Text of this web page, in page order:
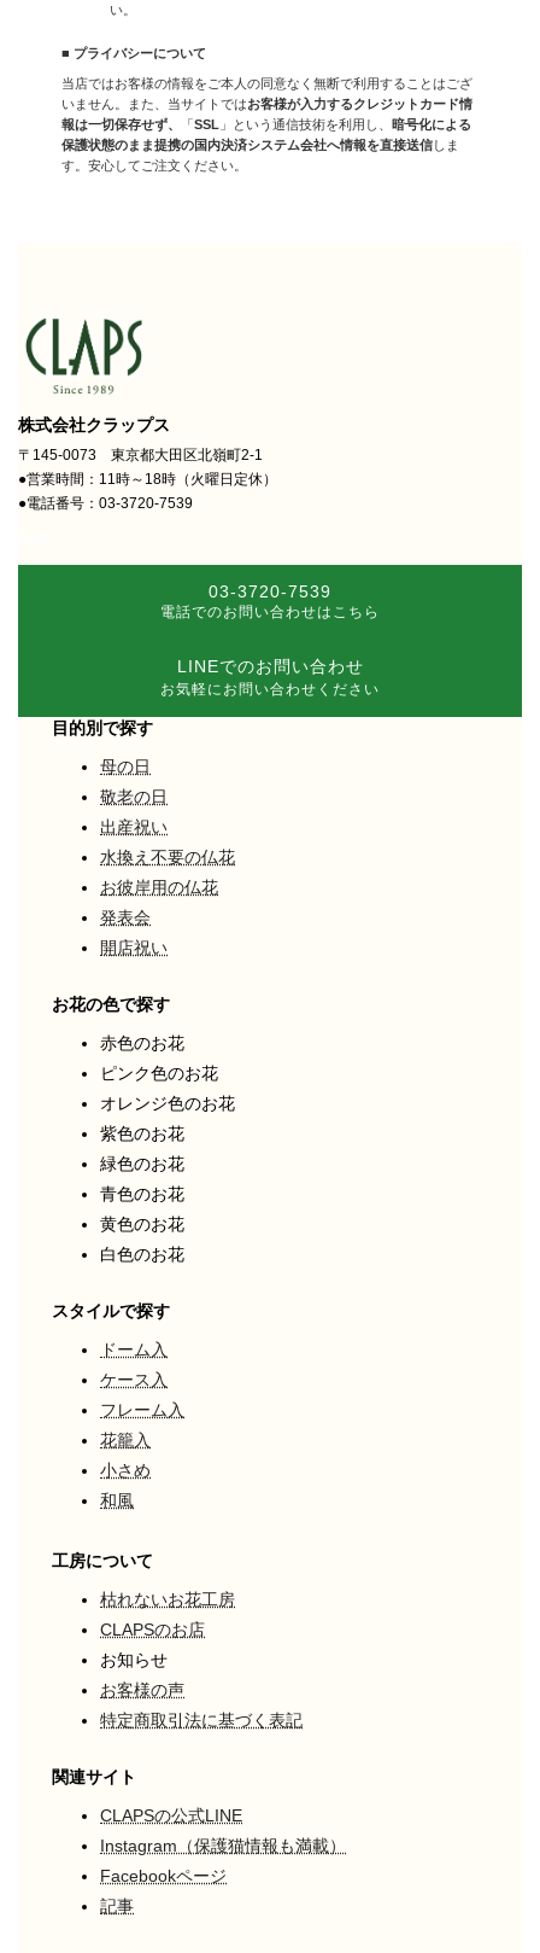
い。
■ プライバシーについて
当店ではお客様の情報をご本人の同意なく無断で利用することはござ
いません。また、当サイトではお客様が入力するクレジットカード情
報は一切保存せず、
「SSL 」という通信技術を利用し、 暗号化による
保護状態のまま提携の国内決済システム会社へ情報を直接送信しま
す。安心してご注文ください。
株式会社クラップス
〒145-0073 東京都大田区北嶺町2-1
●営業時間：11時～18時（火曜日定休）
●電話番号：03-3720-7539
03-3720-7539
電話でのお問い合わせはこちら
LINEでのお問い合わせ
お気軽にお問い合わせください
目的別で探す
母の日
敬老の日
出産祝い
水換え不要の仏花
お彼岸用の仏花
発表会
開店祝い
お花の色で探す
赤色のお花
ピンク色のお花
オレンジ色のお花
紫色のお花
緑色のお花
青色のお花
黄色のお花
白色のお花
スタイルで探す
ドーム入
ケース入
フレーム入
花籠入
小さめ
和風
工房について
枯れないお花工房
CLAPSのお店
お知らせ
お客様の声
特定商取引法に基づく表記
関連サイト
CLAPSの公式LINE
Instagram（保護猫情報も満載）
Facebookページ
記事